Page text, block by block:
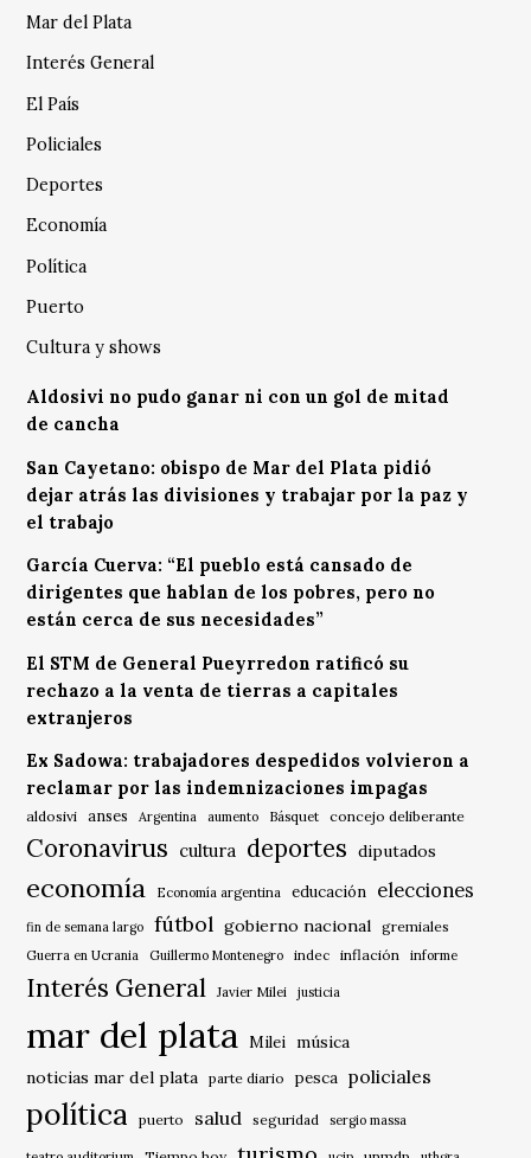
Mar del Plata
Interés General
El País
Policiales
Deportes
Economía
Política
Puerto
Cultura y shows
Aldosivi no pudo ganar ni con un gol de mitad
de cancha
San Cayetano: obispo de Mar del Plata pidió
dejar atrás las divisiones y trabajar por la paz y
el trabajo
García Cuerva: “El pueblo está cansado de
dirigentes que hablan de los pobres, pero no
están cerca de sus necesidades”
El STM de General Pueyrredon ratificó su
rechazo a la venta de tierras a capitales
extranjeros
Ex Sadowa: trabajadores despedidos volvieron a
reclamar por las indemnizaciones impagas
aldosivi anses Argentina aumento Básquet concejo deliberante
Coronavirus cultura deportes diputados
economía Economía argentina educación elecciones
fin de semana largo fútbol gobierno nacional gremiales
Guerra en Ucrania Guillermo Montenegro indec inflación informe
Interés General Javier Milei justicia
mar del plata Milei música
noticias mar del plata
parte diario pesca policiales
política puerto salud seguridad sergio massa